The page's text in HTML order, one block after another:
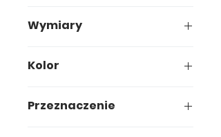
Wymiary
Kolor
Przeznaczenie